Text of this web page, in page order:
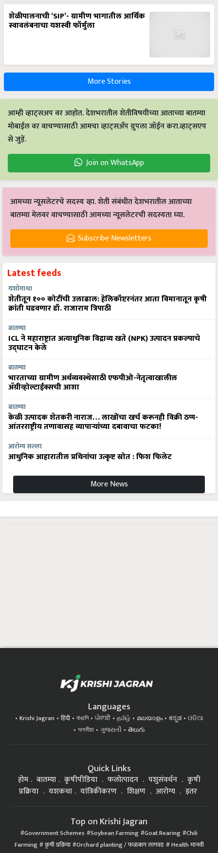
शेळीपालनाची ‘SIP’- ग्रामीण भागातील आर्थिक
स्वावलंबनाचा यशस्वी फॉर्मुला
More Stories
आम्ही व्हाट्सअप वर आहोत. देशभरातील शेतीविषयीच्या आताच्या बातम्या
मोबाईल वर वाचण्यासाठी आमचा व्हाट्सअँप ग्रुपला जॉईन करा.व्हाट्सएप
से जुड़ें.
Join on WhatsApp
आमच्या न्यूसलेटरचे सदस्य व्हा. शेती संबंधीत देशभरातील आताच्या
बातम्या मेलवर वाचण्यासाठी आमच्या न्यूसलेटरची सदस्यता घ्या.
Subscribe Newsletters
Latest feeds
यशोगाथा
शेतीतून १०० कोटींची उलाढाल: हेलिकॉप्टरनंतर आता विमानातून कृषी
क्रांती घडवणार डॉ. राजाराम त्रिपाठी
बातम्या
ICL ने महाराष्ट्रात अत्याधुनिक विद्राव्य खते (NPK) उत्पादन प्रकल्पाचे
उद्घाटन केले
बातम्या
भारताच्या ग्रामीण अर्थव्यवस्थेसाठी एफपीओ-नेतृत्वाखालील
अ‍ॅग्रीव्होल्टाईक्सची आशा
बातम्या
केळी उत्पादक शेतकरी नाराज… लाखोंचा खर्च करूनही विक्री ठप्प-
आंतरराष्ट्रीय तणावासह व्यापाऱ्यांच्या दबावाचा फटका!
आरोग्य सल्ला
आधुनिक आहारातील प्रथिनांचा उत्कृष्ट स्रोत : फिश फिलेट
More News
Languages
Krishi Jagran हिंदी বাঙালি ਪੰਜਾਬੀ தமிழ் മലയാളം ಕನ್ನಡ
ଓଡିଆ
অসমীয়া
ગુજરાતી తెలుగు
Quick Links
होम बातम्या कृषीपीडिया फलोत्पादन पशुसंवर्धन
कृषी
प्रक्रिया
यशकथा यांत्रिकीकरण शिक्षण आरोग्य इतर
Top on Krishi Jagran
Government Schemes Soybean Farming Goat Rearing Chili
Farming कृषी प्रक्रिया Orchard planting / फळबाग लागवड Health मानवी